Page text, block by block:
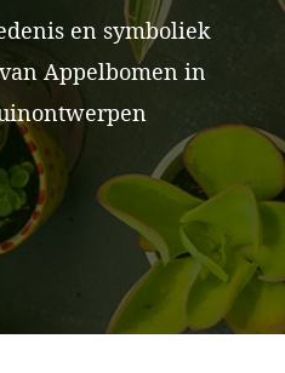
en symboliek
Appelbomen in